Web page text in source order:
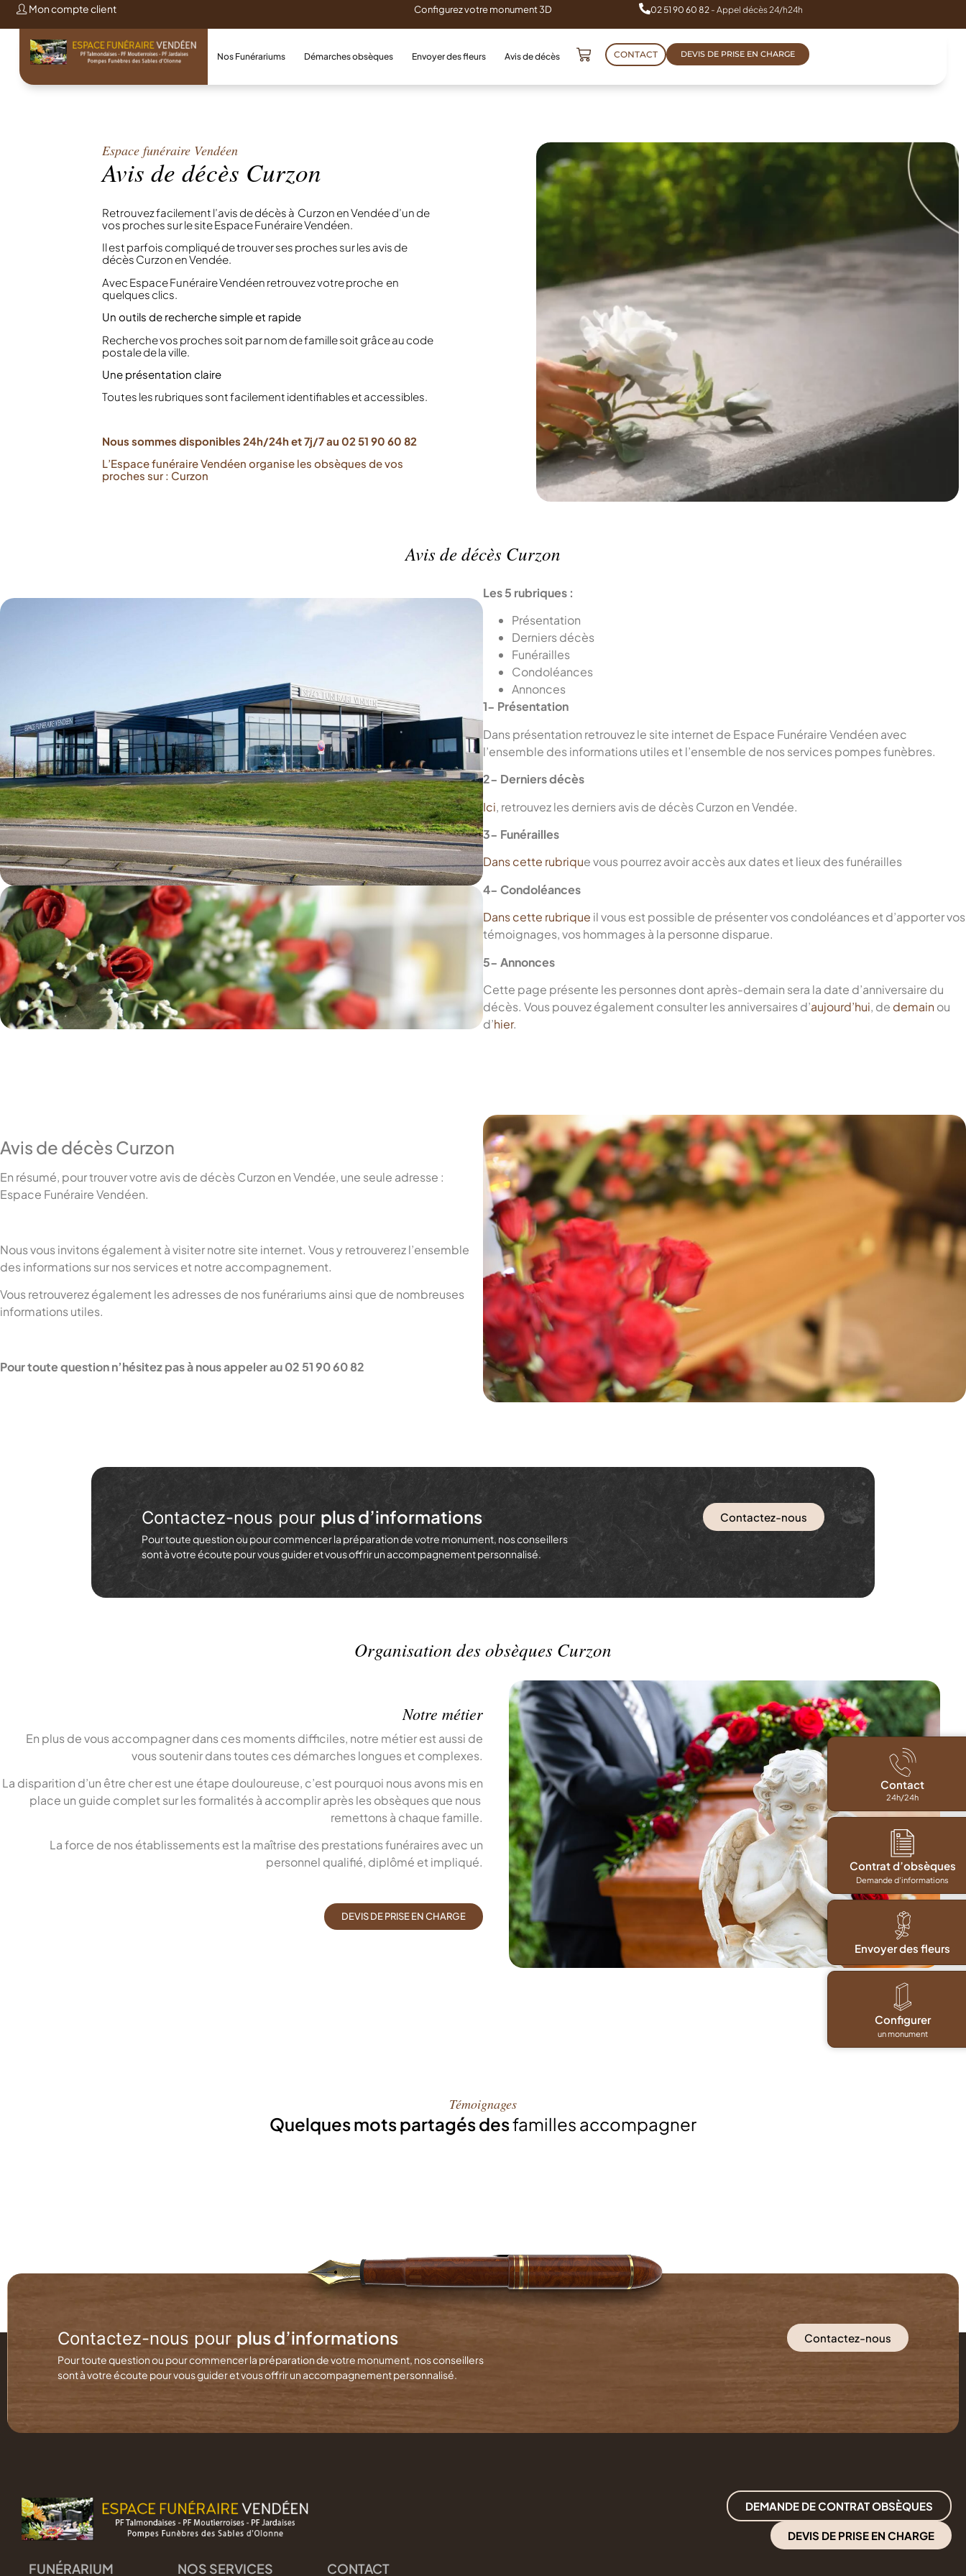
Mon compte client Configurez votre monument 3D 02 51 90 60 82 - Appel décès 24/h24h
Nos Funérariums Démarches obsèques Envoyer des fleurs Avis de décès CONTACT DEVIS DE PRISE EN CHARGE
Contact
24h/24h
Contrat d’obsèques
Demande d'informations
Envoyer des fleurs
Configurer
un monument
Espace funéraire Vendéen
Avis de décès Curzon
Retrouvez facilement l’avis de décès à Curzon en Vendée d’un de
vos proches sur le site Espace Funéraire Vendéen.
Il est parfois compliqué de trouver ses proches sur les avis de
décès Curzon en Vendée.
Avec Espace Funéraire Vendéen retrouvez votre proche en
quelques clics.
Un outils de recherche simple et rapide
Recherche vos proches soit par nom de famille soit grâce au code
postale de la ville.
Une présentation claire
Toutes les rubriques sont facilement identifiables et accessibles.
Nous sommes disponibles 24h/24h et 7j/7 au 02 51 90 60 82
L’Espace funéraire Vendéen organise les obsèques de vos
proches sur : Curzon
Avis de décès Curzon
Les 5 rubriques :
Présentation
Derniers décès
Funérailles
Condoléances
Annonces
1- Présentation
Dans présentation retrouvez le site internet de Espace Funéraire Vendéen avec
l’ensemble des informations utiles et l’ensemble de nos services pompes funèbres.
2- Derniers décès
Ici, retrouvez les derniers avis de décès Curzon en Vendée.
3- Funérailles
Dans cette rubrique vous pourrez avoir accès aux dates et lieux des funérailles
4- Condoléances
Dans cette rubrique il vous est possible de présenter vos condoléances et d’apporter vos
témoignages, vos hommages à la personne disparue.
5- Annonces
Cette page présente les personnes dont après-demain sera la date d’anniversaire du
décès. Vous pouvez également consulter les anniversaires d’aujourd’hui, de demainou
d’hier.
Avis de décès Curzon
En résumé, pour trouver votre avis de décès Curzon en Vendée, une seule adresse :
Espace Funéraire Vendéen.
Nous vous invitons également à visiter notre site internet. Vous y retrouverez l’ensemble
des informations sur nos services et notre accompagnement.
Vous retrouverez également les adresses de nos funérariums ainsi que de nombreuses
informations utiles.
Pour toute question n’hésitez pas à nous appeler au 02 51 90 60 82
Contactez-nous pour plus d’informations
Pour toute question ou pour commencer la préparation de votre monument, nos conseillers
sont à votre écoute pour vous guider et vous offrir un accompagnement personnalisé.
Contactez-nous
Organisation des obsèques Curzon
Notre métier
En plus de vous accompagner dans ces moments difficiles, notre métier est aussi de
vous soutenir dans toutes ces démarches longues et complexes.
La disparition d’un être cher est une étape douloureuse, c’est pourquoi nous avons mis en
place un guide complet sur les formalités à accomplir après les obsèques que nous
remettons à chaque famille.
La force de nos établissements est la maîtrise des prestations funéraires avec un
personnel qualifié, diplômé et impliqué.
DEVIS DE PRISE EN CHARGE
Témoignages
Quelques mots partagés desfamilles accompagner
Contactez-nous pour plus d’informations
Pour toute question ou pour commencer la préparation de votre monument, nos conseillers
sont à votre écoute pour vous guider et vous offrir un accompagnement personnalisé.
Contactez-nous
FUNÉRARIUM NOS SERVICES CONTACT
DEMANDE DE CONTRAT OBSÈQUES
DEVIS DE PRISE EN CHARGE